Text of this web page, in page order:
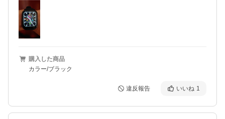
購入した商品
カラー/ブラック
違反報告 いいね 1